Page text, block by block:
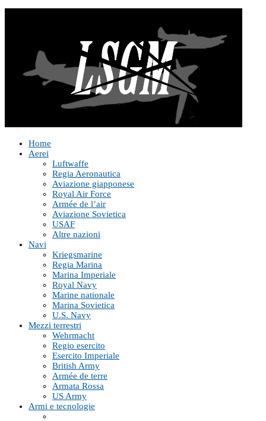
Home
Aerei
Luftwaffe
Regia Aeronautica
Aviazione giapponese
Royal Air Force
Armée de l’air
Aviazione Sovietica
USAF
Altre nazioni
Navi
Kriegsmarine
Regia Marina
Marina Imperiale
Royal Navy
Marine nationale
Marina Sovietica
U.S. Navy
Mezzi terrestri
Wehrmacht
Regio esercito
Esercito Imperiale
British Army
Armée de terre
Armata Rossa
US Army
Armi e tecnologie